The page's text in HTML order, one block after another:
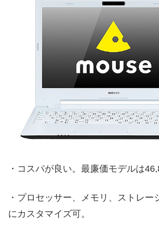
・コスパが良い。最廉価モデルは
・プロセッサー、メモリ、ストレー
にカスタマイズ可。